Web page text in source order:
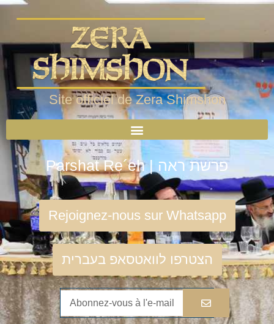
Site officiel de Zera Shimshon
Parshat Re´eh | פרשת ראה
Rejoignez-nous sur Whatsapp
הצטרפו לוואטסאפ בעברית